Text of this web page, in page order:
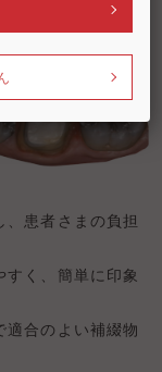
患者さまの負担
く、簡単に印象
合のよい補綴物